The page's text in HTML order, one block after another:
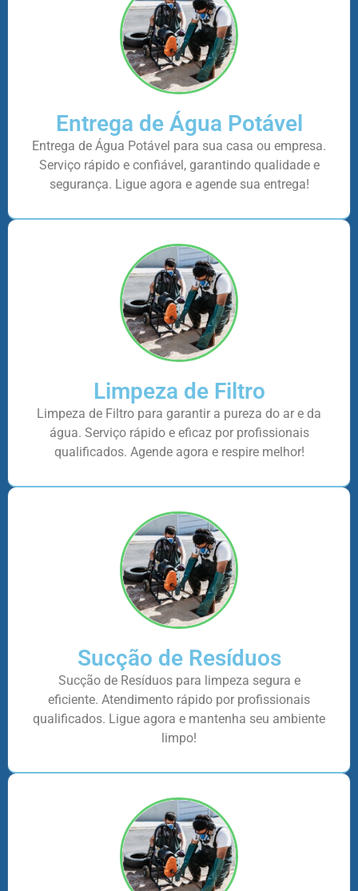
Entrega de Água Potável
Entrega de Água Potável para sua casa ou empresa.
Serviço rápido e confiável, garantindo qualidade e
segurança. Ligue agora e agende sua entrega!
Limpeza de Filtro
Limpeza de Filtro para garantir a pureza do ar e da
água. Serviço rápido e eficaz por profissionais
qualificados. Agende agora e respire melhor!
Sucção de Resíduos
Sucção de Resíduos para limpeza segura e
eficiente. Atendimento rápido por profissionais
qualificados. Ligue agora e mantenha seu ambiente
limpo!